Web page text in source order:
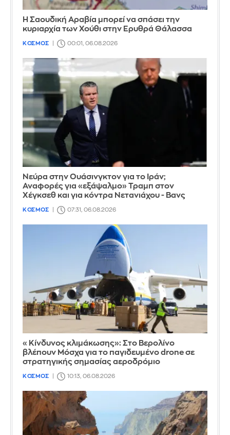
Η Σαουδική Αραβία μπορεί να σπάσει την
κυριαρχία των Χούθι στην Ερυθρά Θάλασσα
ΚΟΣΜΟΣ 00:01, 06.08.2026
Νεύρα στην Ουάσινγκτον για το Ιράν;
Αναφορές για «εξάψαλμο» Τραμπ στον
Χέγκσεθ και για κόντρα Νετανιάχου - Βανς
ΚΟΣΜΟΣ 07:31, 06.08.2026
«Κίνδυνος κλιμάκωσης»: Στο Βερολίνο
βλέπουν Μόσχα για το παγιδευμένο drone σε
στρατηγικής σημασίας αεροδρόμιο
ΚΟΣΜΟΣ 10:13, 06.08.2026